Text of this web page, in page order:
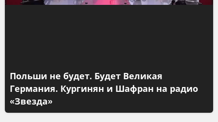
Польши не будет. Будет Великая
Германия. Кургинян и Шафран на радио
«Звезда»